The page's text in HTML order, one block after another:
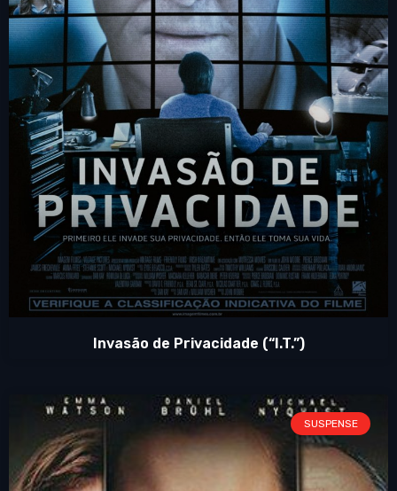
Invasão de Privacidade (“I.T.”)
SUSPENSE